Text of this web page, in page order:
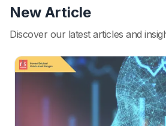
New Article
Discover our latest articles and